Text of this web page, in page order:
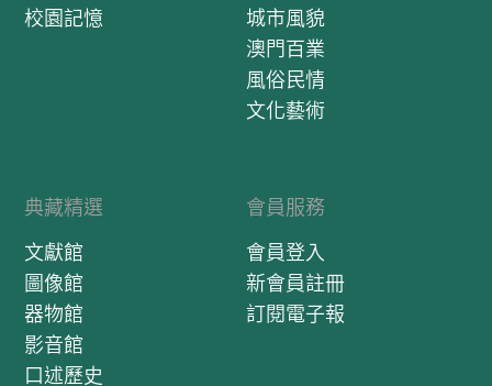
校園記憶
城市風貌
澳門百業
風俗民情
文化藝術
典藏精選
文獻館
圖像館
器物館
影音館
口述歷史
會員服務
會員登入
新會員註冊
訂閱電子報